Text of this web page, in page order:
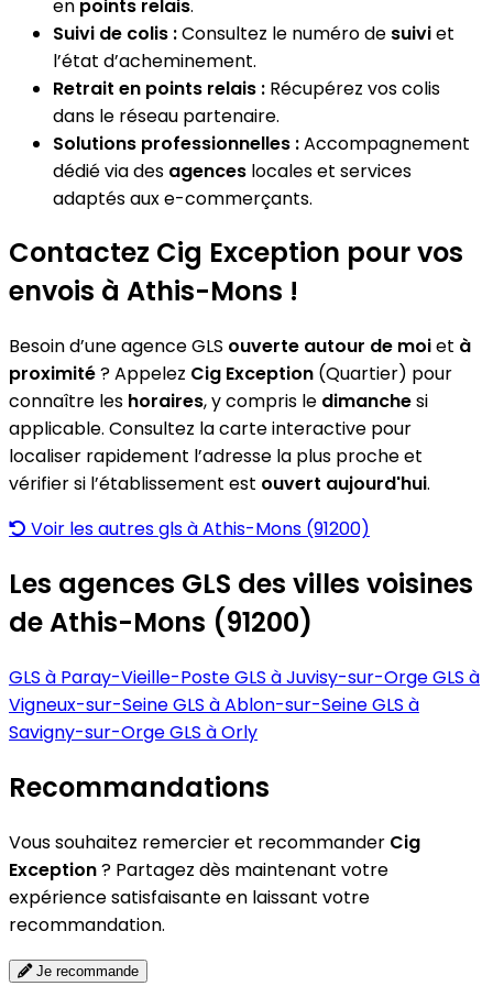
en points relais.
Suivi de colis :Consultez le numéro de suiviet
l’état d’acheminement.
Retrait en points relais : Récupérez vos colis
dans le réseau partenaire.
Solutions professionnelles :Accompagnement
dédié via des agences locales et services
adaptés aux e-commerçants.
Contactez Cig Exception pour vos
envois à Athis-Mons !
Besoin d’une agence GLS ouverte autour de moiet à
proximité? Appelez Cig Exception (Quartier) pour
connaître les horaires, y compris le dimanchesi
applicable. Consultez la carte interactive pour
localiser rapidement l’adresse la plus proche et
vérifier si l’établissement est ouvert aujourd'hui.
Voir les autres gls à Athis-Mons (91200)
Les agences GLS des villes voisines
de Athis-Mons (91200)
GLS à Paray-Vieille-PosteGLS à Juvisy-sur-OrgeGLS à
Vigneux-sur-SeineGLS à Ablon-sur-SeineGLS à
Savigny-sur-OrgeGLS à Orly
Recommandations
Vous souhaitez remercier et recommander Cig
Exception? Partagez dès maintenant votre
expérience satisfaisante en laissant votre
recommandation.
Je recommande